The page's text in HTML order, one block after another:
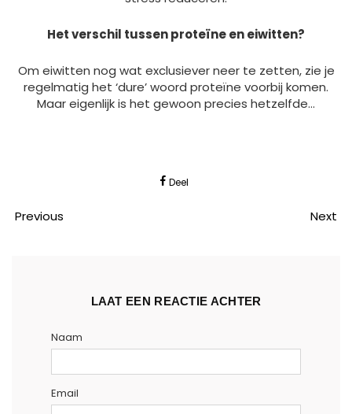
Het verschil tussen proteïne en eiwitten?
Om eiwitten nog wat exclusiever neer te zetten, zie je
regelmatig het ‘dure’ woord proteïne voorbij komen.
Maar eigenlijk is het gewoon precies hetzelfde…
Deel
Previous Next
LAAT EEN REACTIE ACHTER
Naam
Email